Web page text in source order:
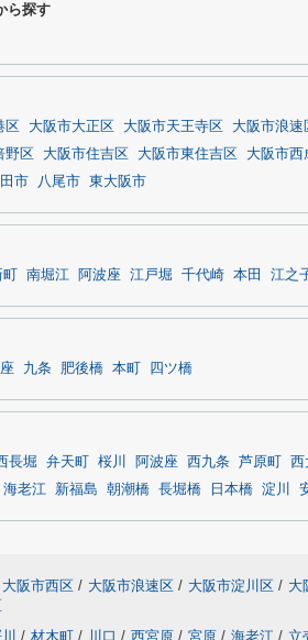
ら探す
区 大阪市大正区 大阪市天王寺区 大阪市浪速
野区 大阪市住吉区 大阪市東住吉区 大阪市西
市 八尾市 東大阪市
南堀江 阿波座 江戸堀 千代崎 本田 江之
九条 肥後橋 本町 四ツ橋
長堀 弁天町 桜川 阿波座 西九条 芦原町 西
海老江 新福島 朝潮橋 長堀橋 日本橋 淀川
大阪市西区 / 大阪市浪速区 / 大阪市淀川区 / 大
/ 材木町 / 川口 / 西宮原 / 宮原 / 海老江 / 立